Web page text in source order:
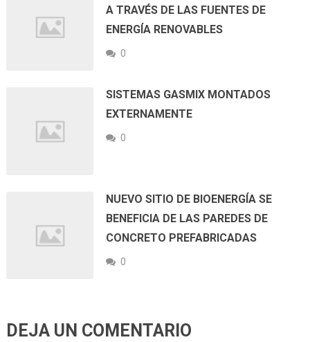
A TRAVÉS DE LAS FUENTES DE
ENERGÍA RENOVABLES
0
SISTEMAS GASMIX MONTADOS
EXTERNAMENTE
0
NUEVO SITIO DE BIOENERGÍA SE
BENEFICIA DE LAS PAREDES DE
CONCRETO PREFABRICADAS
0
DEJA UN COMENTARIO